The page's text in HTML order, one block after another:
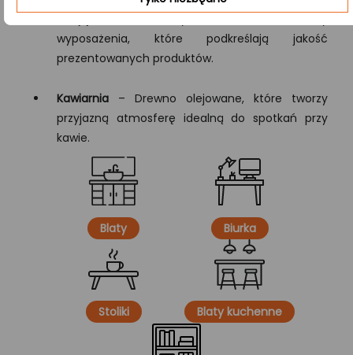
wyposażenia, które podkreślają jakość
prezentowanych produktów.
Kawiarnia – Drewno olejowane, które tworzy
przyjazną atmosferę idealną do spotkań przy
kawie.
Blaty Biurka
Stoliki Blaty kuchenne